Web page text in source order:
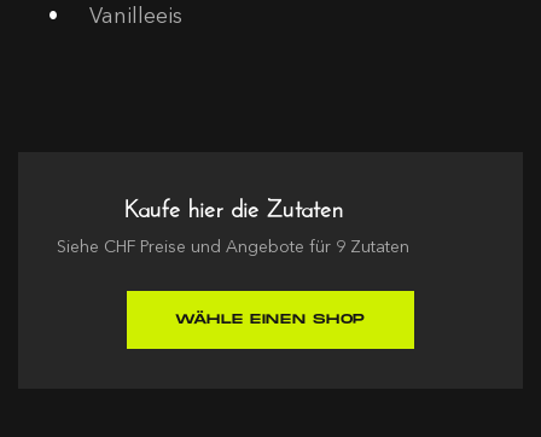
Vanilleeis
Kaufe hier die Zutaten
Siehe CHF Preise und Angebote für 9 Zutaten
WÄHLE EINEN SHOP